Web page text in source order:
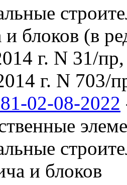
блоков (в
г. N 31/
г. N 703/
02-08-2022
и блоков